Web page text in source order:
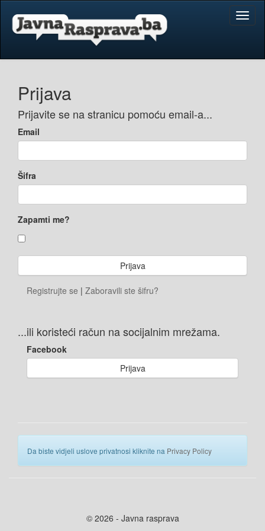
Prijava
Prijavite se na stranicu pomoću email-a...
Email
Šifra
Zapamti me?
Registrujte se | Zaboravili ste šifru?
...ili koristeći račun na socijalnim mrežama.
Facebook
Prijava
Da biste vidjeli uslove privatnosi kliknite na Privacy Policy
© 2026 - Javna rasprava